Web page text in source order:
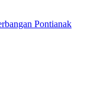
Pontianak